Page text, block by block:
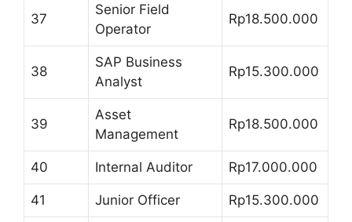
37
Senior Field
Operator
Rp18.500.000
38
SAP Business
Analyst
Rp15.300.000
39
Asset
Management
Rp18.500.000
40 Internal Auditor Rp17.000.000
41 Junior Officer Rp15.300.000